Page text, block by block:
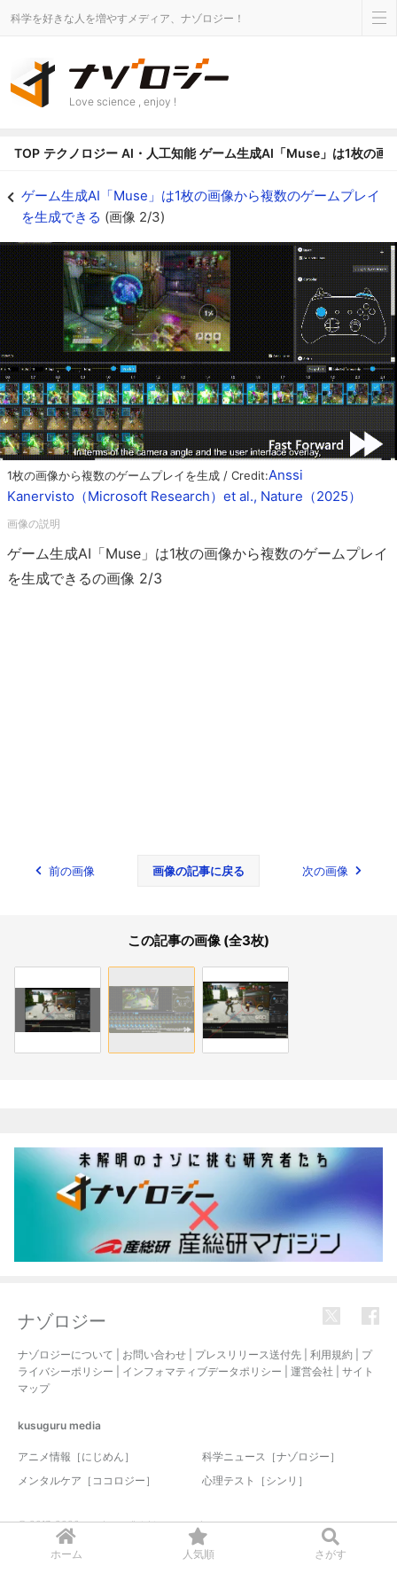
ホーム 人気順 さがす
科学を好きな人を増やすメディア、ナゾロジー！
Love science , enjoy !
TOP テクノロジー AI・人工知能 ゲーム生成AI「Muse」は1枚の画
ゲーム生成AI「Muse」は1枚の画像から複数のゲームプレイ
を生成できる (画像 2/3)
1枚の画像から複数のゲームプレイを生成 / Credit:Anssi
Kanervisto（Microsoft Research）et al., Nature（2025）
ゲーム生成AI「Muse」は1枚の画像から複数のゲームプレイ
を生成できるの画像 2/3
前の画像 画像の記事に戻る 次の画像
この記事の画像 (全3枚)
ナゾロジー
ナゾロジーについて お問い合わせ プレスリリース送付先 利用規約
プ
ライバシーポリシー
インフォマティブデータポリシー 運営会社
サイト
マップ
kusuguru media
アニメ情報［にじめん］
科学ニュース［ナゾロジー］
メンタルケア［ココロジー］
心理テスト［シンリ］
© 2017-2026 nazology. all rights reserved.